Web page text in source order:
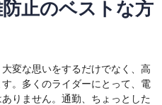
止のベストな方
変な思いをするだけでなく、高
。多くのライダーにとって、電
りません。通勤、ちょっとした